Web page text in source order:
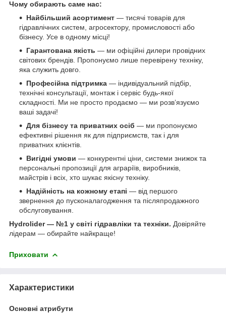
Чому обирають саме нас:
Найбільший асортимент — тисячі товарів для
гідравлічних систем, агросектору, промисловості або
бізнесу. Усе в одному місці!
Гарантована якість — ми офіційні дилери провідних
світових брендів. Пропонуємо лише перевірену техніку,
яка служить довго.
Професійна підтримка — індивідуальний підбір,
технічні консультації, монтаж і сервіс будь-якої
складності. Ми не просто продаємо — ми розв’язуємо
ваші задачі!
Для бізнесу та приватних осіб — ми пропонуємо
ефективні рішення як для підприємств, так і для
приватних клієнтів.
Вигідні умови — конкурентні ціни, системи знижок та
персональні пропозиції для аграріїв, виробників,
майстрів і всіх, хто шукає якісну техніку.
Надійність на кожному етапі — від першого
звернення до пусконалагодження та післяпродажного
обслуговування.
Hydrolider — №1 у світі гідравліки та техніки. Довіряйте
лідерам — обирайте найкраще!
Приховати
Характеристики
Основні атрибути